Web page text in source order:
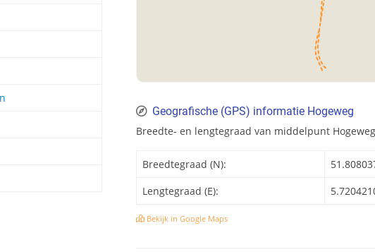
Geografische (GPS) informatie Hogeweg
Breedte- en lengtegraad van middelpunt
Breedtegraad (N):
Lengtegraad (E):
Bekijk in Google Maps